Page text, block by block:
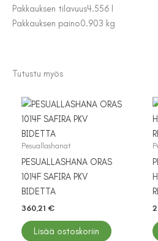
Pakkauksen tilavuus4.556 l
Pakkauksen paino0.903 kg
Tutustu myös
Pesuallashanat
PESUALLASHANA ORAS
1014F SAFIRA PKV
BIDETTA
360,21 €
Lisää ostoskoriin